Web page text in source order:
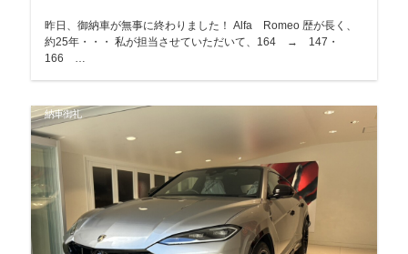
昨日、御納車が無事に終わりました！ Alfa Romeo 歴が長く、
約25年・・・ 私が担当させていただいて、164 → 147・
166 …
納車御礼